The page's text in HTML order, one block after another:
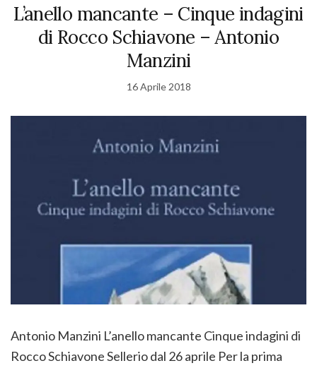
L’anello mancante – Cinque indagini
di Rocco Schiavone – Antonio
Manzini
16 Aprile 2018
Antonio Manzini L’anello mancante Cinque indagini di
Rocco Schiavone Sellerio dal 26 aprile Per la prima